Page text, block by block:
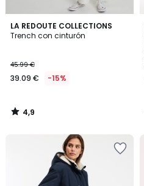
LA REDOUTE COLLECTIONS
Trench con cinturón
45.99 €
39.09 € -15%
4,9
/ 5
4,9
/